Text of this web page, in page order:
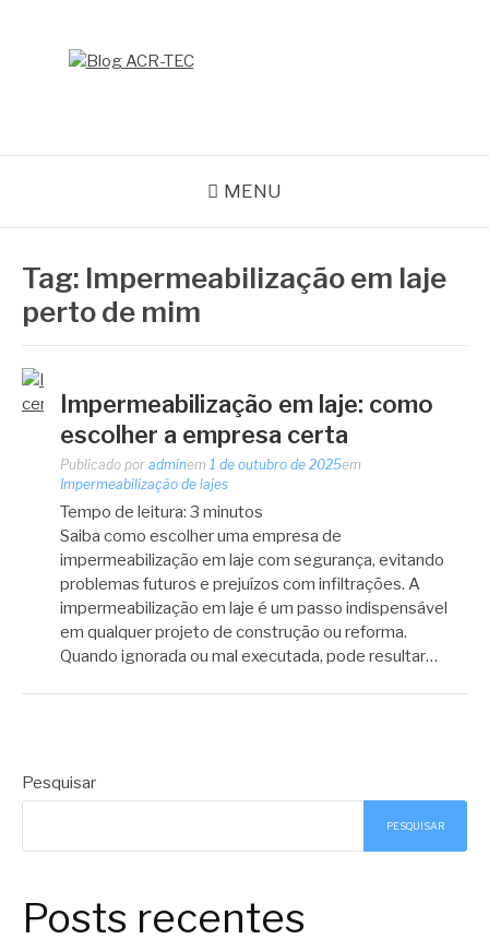
MENU
Tag: Impermeabilização em laje
perto de mim
Impermeabilização em laje: como
escolher a empresa certa
Publicado por adminem 1 de outubro de 2025em
Impermeabilização de lajes
Tempo de leitura: 3 minutos
Saiba como escolher uma empresa de
impermeabilização em laje com segurança, evitando
problemas futuros e prejuízos com infiltrações. A
impermeabilização em laje é um passo indispensável
em qualquer projeto de construção ou reforma.
Quando ignorada ou mal executada, pode resultar…
Pesquisar
PESQUISAR
Posts recentes